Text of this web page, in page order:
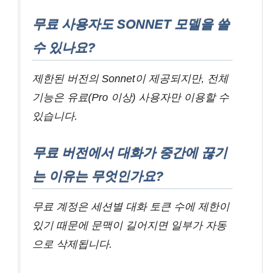
무료 사용자도 SONNET 모델을 쓸
수 있나요?
제한된 버전의 Sonnet이 제공되지만, 전체
기능은 유료(Pro 이상) 사용자만 이용할 수
있습니다.
무료 버전에서 대화가 중간에 끊기
는 이유는 무엇인가요?
무료 계정은 세션별 대화 토큰 수에 제한이
있기 때문에 문맥이 길어지면 일부가 자동
으로 삭제됩니다.